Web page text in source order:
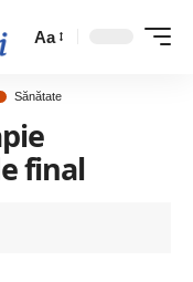
Aa
Sănătate
final